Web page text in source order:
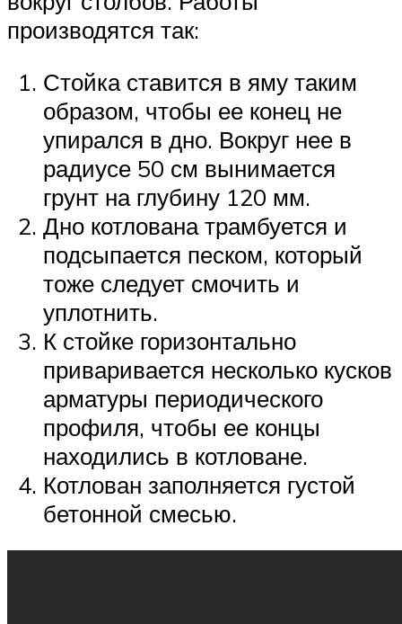
производятся так:
Стойка ставится в яму таким
образом, чтобы ее конец не
упирался в дно. Вокруг нее в
радиусе 50 см вынимается
грунт на глубину 120 мм.
Дно котлована трамбуется и
подсыпается песком, который
тоже следует смочить и
уплотнить.
К стойке горизонтально
приваривается несколько кусков
арматуры периодического
профиля, чтобы ее концы
находились в котловане.
Котлован заполняется густой
бетонной смесью.